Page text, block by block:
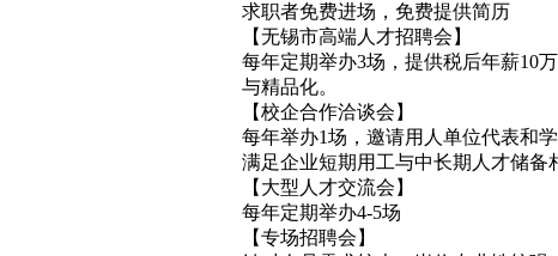
求职者免费进场，免费提供简历
【无锡市高端人才招聘会】
每年定期举办3场，提供税后年薪10
与精品化。
【校企合作洽谈会】
每年举办1场，邀请用人单位代表和
满足企业短期用工与中长期人才储备
【大型人才交流会】
每年定期举办4-5场
【专场招聘会】